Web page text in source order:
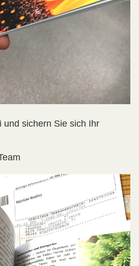
und sichern Sie sich Ihr